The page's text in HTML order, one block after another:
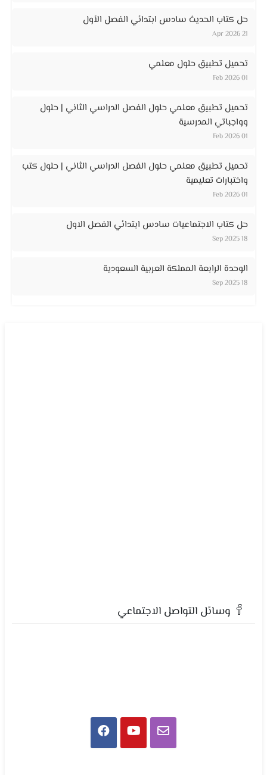
حل كتاب الحديث سادس ابتدائي الفصل الأول
21 Apr 2026
تحميل تطبيق حلول معلمي
01 Feb 2026
تحميل تطبيق معلمي حلول الفصل الدراسي الثاني | حلول
وواجباتي المدرسية
01 Feb 2026
تحميل تطبيق معلمي حلول الفصل الدراسي الثاني | حلول كتب
واختبارات تعليمية
01 Feb 2026
حل كتاب الاجتماعيات سادس ابتدائي الفصل الاول
18 Sep 2025
الوحدة الرابعة المملكة العربية السعودية
18 Sep 2025
وسائل التواصل الاجتماعي